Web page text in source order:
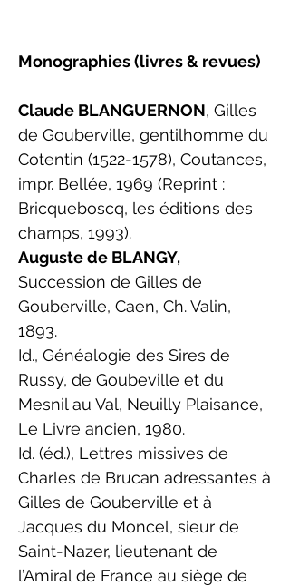
Monographies (livres & revues)
Claude BLANGUERNON, Gilles
de Gouberville, gentilhomme du
Cotentin (1522-1578), Coutances,
impr. Bellée, 1969 (Reprint :
Bricqueboscq, les éditions des
champs, 1993).
Auguste de BLANGY,
Succession de Gilles de
Gouberville, Caen, Ch. Valin,
1893.
Id., Généalogie des Sires de
Russy, de Goubeville et du
Mesnil au Val, Neuilly Plaisance,
Le Livre ancien, 1980.
Id. (éd.), Lettres missives de
Charles de Brucan adressantes à
Gilles de Gouberville et à
Jacques du Moncel, sieur de
Saint-Nazer, lieutenant de
l’Amiral de France au siège de